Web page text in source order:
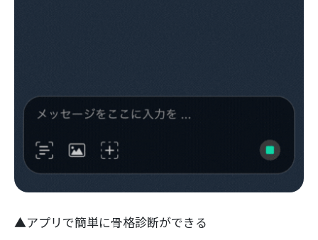
▲アプリで簡単に骨格診断ができる